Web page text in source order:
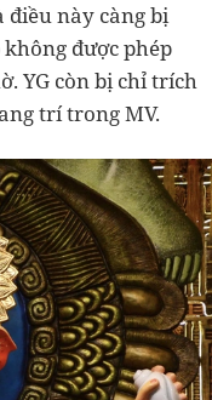
này càng bị
được phép
YG còn bị chỉ trích
trí trong MV.